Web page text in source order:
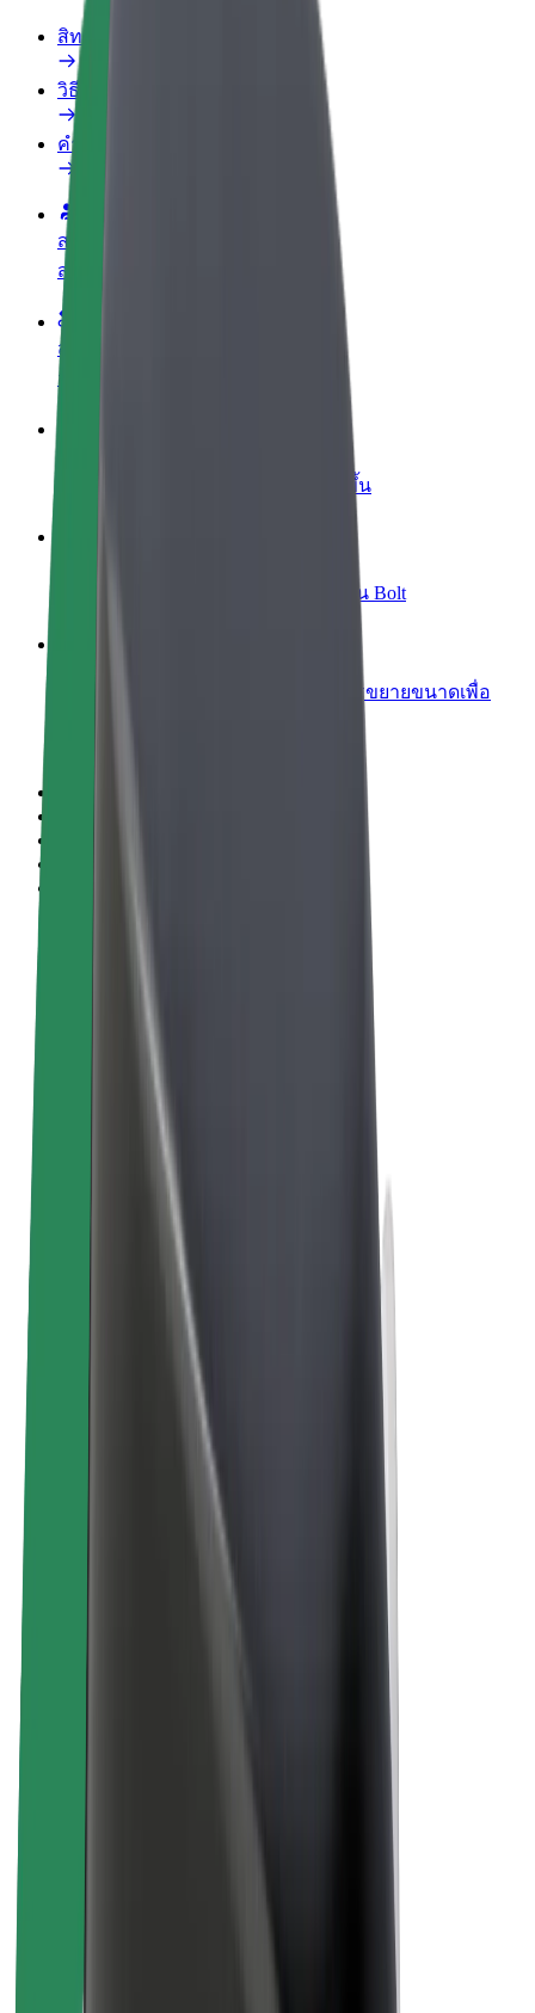
สิทธิประโยชน์
วิธีเข้าร่วม
คำถามที่พบบ่อย
สมัครเป็นคนขับ
สร้างรายได้ในแบบของคุณ
สมัครเป็นคนส่งพัสดุ
ส่งอาหารและรับรายได้ทุกสัปดาห์
เพิ่มรายได้ด้วยการเข้าถึงลูกค้ามากขึ้น
เพิ่มรายได้ด้วยการเพิ่มฟลีทของคุณใน Bolt
ผลิตภัณฑ์และบริการของ Bolt ที่มีการขยายขนาดเพื่อ
การโดยสาร
สกู๊ตเตอร์
Bolt Market
Bolt Food
Bolt for Business
จักรยานไฟฟ้า